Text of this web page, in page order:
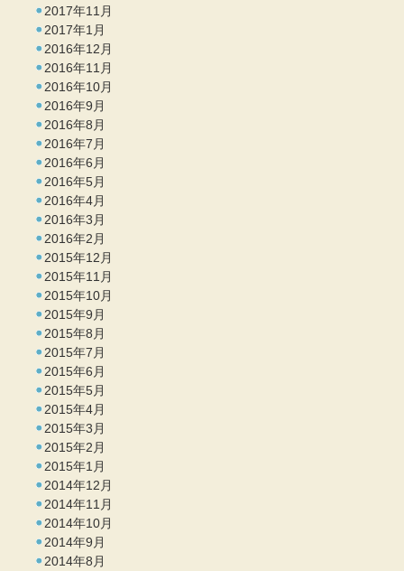
2017年11月
2017年1月
2016年12月
2016年11月
2016年10月
2016年9月
2016年8月
2016年7月
2016年6月
2016年5月
2016年4月
2016年3月
2016年2月
2015年12月
2015年11月
2015年10月
2015年9月
2015年8月
2015年7月
2015年6月
2015年5月
2015年4月
2015年3月
2015年2月
2015年1月
2014年12月
2014年11月
2014年10月
2014年9月
2014年8月